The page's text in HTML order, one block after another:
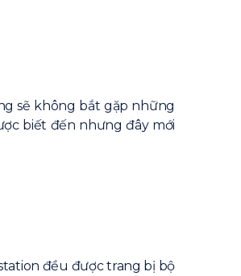
sẽ không bắt gặp những
biết đến nhưng đây mới
đều được trang bị bộ